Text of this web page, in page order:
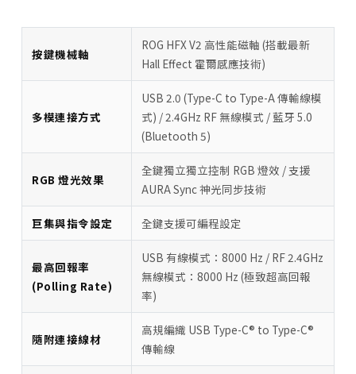
按鍵機械軸
ROG HFX V2 高性能磁軸 (搭載最新
Hall Effect 霍爾感應技術)
多模連接方式
USB 2.0 (Type-C to Type-A 傳輸線模
式) / 2.4GHz RF 無線模式 / 藍牙 5.0
(Bluetooth 5)
RGB 燈光效果
全鍵獨立獨立控制 RGB 燈效 / 支援
AURA Sync 神光同步技術
巨集與指令設定 全鍵支援可編程設定
最高回報率
(Polling Rate)
USB 有線模式：8000 Hz / RF 2.4GHz
無線模式：8000 Hz (極致超高回報
率)
隨附連接線材
高規編織 USB Type-C® to Type-C®
傳輸線